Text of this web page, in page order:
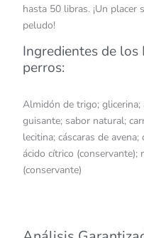
hasta 50 libras. ¡Un
peludo!
Ingredientes de los
perros:
Almidón de trigo;
guisante; sabor natural;
lecitina; cáscaras de
ácido cítrico (conservante);
(conservante)